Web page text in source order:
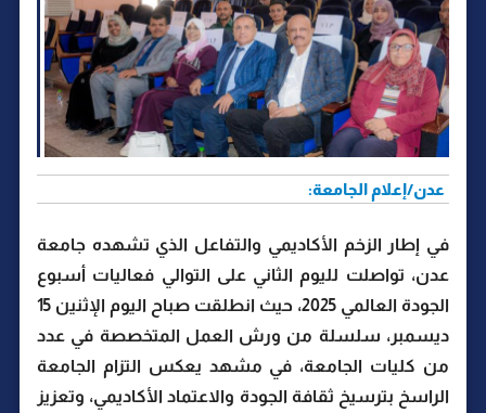
عدن/إعلام الجامعة:
في إطار الزخم الأكاديمي والتفاعل الذي تشهده جامعة
عدن، تواصلت لليوم الثاني على التوالي فعاليات أسبوع
الجودة العالمي 2025، حيث انطلقت صباح اليوم الإثنين 15
ديسمبر، سلسلة من ورش العمل المتخصصة في عدد
من كليات الجامعة، في مشهد يعكس التزام الجامعة
الراسخ بترسيخ ثقافة الجودة والاعتماد الأكاديمي، وتعزيز